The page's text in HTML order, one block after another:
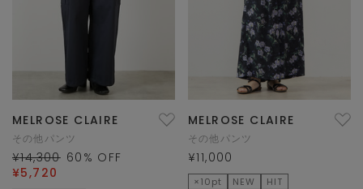
MELROSE CLAIRE
その他パンツ
¥14,300 60 % OFF
¥5,720
MELROSE CLAIRE
その他パンツ
¥11,000
×10pt NEW HIT